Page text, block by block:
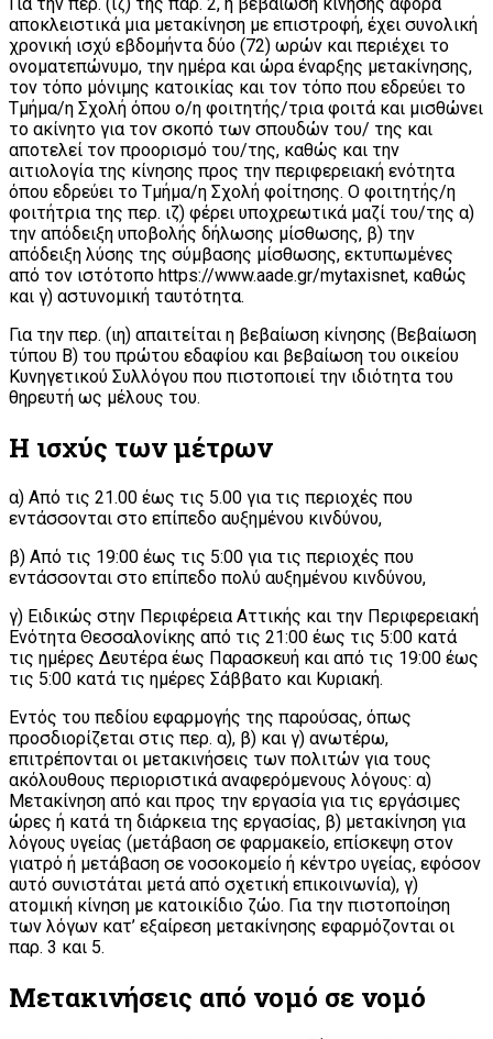
Για την περ. (ιζ) της παρ. 2, η βεβαίωση κίνησης αφορά
αποκλειστικά μια μετακίνηση με επιστροφή, έχει συνολική
χρονική ισχύ εβδομήντα δύο (72) ωρών και περιέχει το
ονοματεπώνυμο, την ημέρα και ώρα έναρξης μετακίνησης,
τον τόπο μόνιμης κατοικίας και τον τόπο που εδρεύει το
Τμήμα/η Σχολή όπου ο/η φοιτητής/τρια φοιτά και μισθώνει
το ακίνητο για τον σκοπό των σπουδών του/ της και
αποτελεί τον προορισμό του/της, καθώς και την
αιτιολογία της κίνησης προς την περιφερειακή ενότητα
όπου εδρεύει το Τμήμα/η Σχολή φοίτησης. Ο φοιτητής/η
φοιτήτρια της περ. ιζ) φέρει υποχρεωτικά μαζί του/της α)
την απόδειξη υποβολής δήλωσης μίσθωσης, β) την
απόδειξη λύσης της σύμβασης μίσθωσης, εκτυπωμένες
από τον ιστότοπο https://www.aade.gr/mytaxisnet, καθώς
και γ) αστυνομική ταυτότητα.
Για την περ. (ιη) απαιτείται η βεβαίωση κίνησης (Βεβαίωση
τύπου Β) του πρώτου εδαφίου και βεβαίωση του οικείου
Κυνηγετικού Συλλόγου που πιστοποιεί την ιδιότητα του
θηρευτή ως μέλους του.
Η ισχύς των μέτρων
α) Από τις 21.00 έως τις 5.00 για τις περιοχές που
εντάσσονται στο επίπεδο αυξημένου κινδύνου,
β) Από τις 19:00 έως τις 5:00 για τις περιοχές που
εντάσσονται στο επίπεδο πολύ αυξημένου κινδύνου,
γ) Ειδικώς στην Περιφέρεια Αττικής και την Περιφερειακή
Ενότητα Θεσσαλονίκης από τις 21:00 έως τις 5:00 κατά
τις ημέρες Δευτέρα έως Παρασκευή και από τις 19:00 έως
τις 5:00 κατά τις ημέρες Σάββατο και Κυριακή.
Εντός του πεδίου εφαρμογής της παρούσας, όπως
προσδιορίζεται στις περ. α), β) και γ) ανωτέρω,
επιτρέπονται οι μετακινήσεις των πολιτών για τους
ακόλουθους περιοριστικά αναφερόμενους λόγους: α)
Μετακίνηση από και προς την εργασία για τις εργάσιμες
ώρες ή κατά τη διάρκεια της εργασίας, β) μετακίνηση για
λόγους υγείας (μετάβαση σε φαρμακείο, επίσκεψη στον
γιατρό ή μετάβαση σε νοσοκομείο ή κέντρο υγείας, εφόσον
αυτό συνιστάται μετά από σχετική επικοινωνία), γ)
ατομική κίνηση με κατοικίδιο ζώο. Για την πιστοποίηση
των λόγων κατ’ εξαίρεση μετακίνησης εφαρμόζονται οι
παρ. 3 και 5.
Μετακινήσεις από νομό σε νομό